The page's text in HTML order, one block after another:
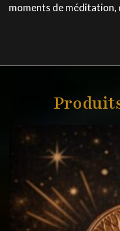
moments de méditation,